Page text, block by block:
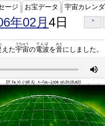
ージ お宝データ 宇宙カレン
年02月 4日 >
えた宇宙
うちゅう
の電波
でんぱ
を音
おと
にしました。